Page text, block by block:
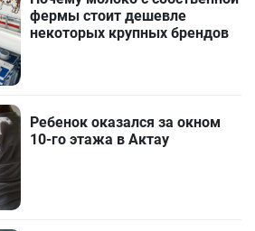
фермы стоит дешевле
некоторых крупных брендов
Ребенок оказался за окном
10-го этажа в Актау